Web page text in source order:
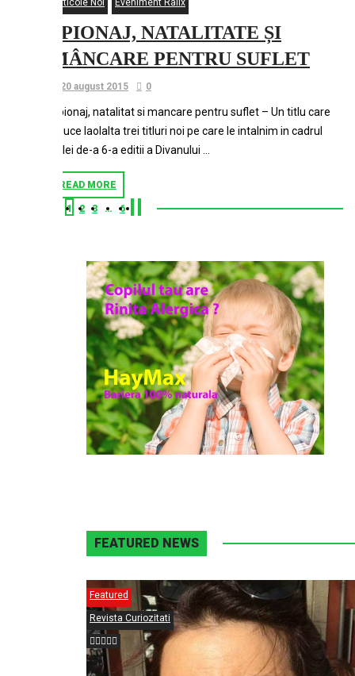
Articole Noi Eveniment Ralix
SPIONAJ, NATALITATE ȘI
MÂNCARE PENTRU SUFLET
20 august 2015 0
Spionaj, natalitat si mancare pentru suflet – Un titlu care
aduce laolalta trei titluri noi pe care le intalnim in cadrul
celei de-a 6-a editii a Divanului …
READ MORE
1 2 3 … 6
FEATURED NEWS
Featured
Revista Curiozitati